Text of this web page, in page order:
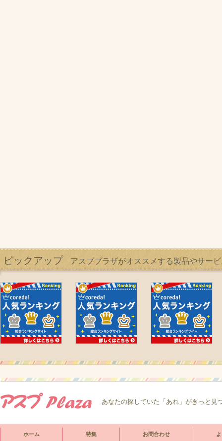
ピックアップ アスププラザがオススメする製品やサー
あなたの探していた「あれ」がきっと見
ホーム 特集 お問合わせ